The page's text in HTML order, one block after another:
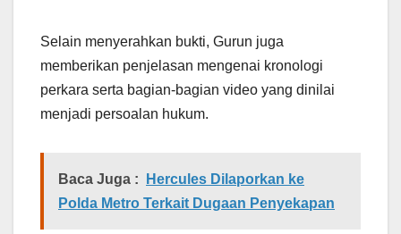
Selain menyerahkan bukti, Gurun juga
memberikan penjelasan mengenai kronologi
perkara serta bagian-bagian video yang dinilai
menjadi persoalan hukum.
Baca Juga :
Hercules Dilaporkan ke
Polda Metro Terkait Dugaan Penyekapan